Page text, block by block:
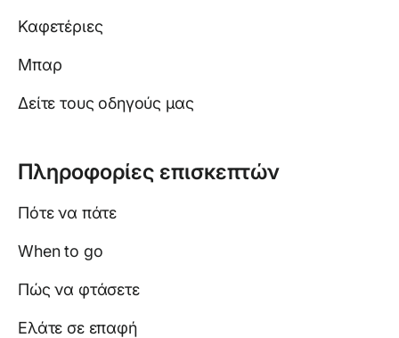
Καφετέριες
Μπαρ
Δείτε τους οδηγούς μας
Πληροφορίες επισκεπτών
Πότε να πάτε
When to go
Πώς να φτάσετε
Ελάτε σε επαφή